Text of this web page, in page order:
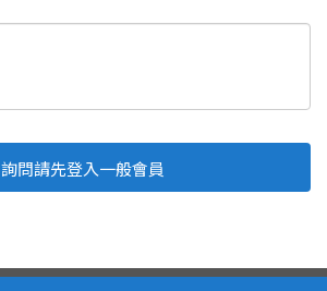
詢問請先登入一般會員